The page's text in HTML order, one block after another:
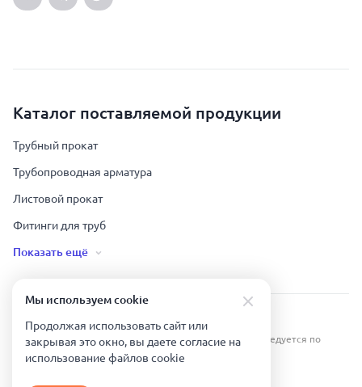
Каталог поставляемой продукции
Трубный прокат
Трубопроводная арматура
Листовой прокат
Фитинги для труб
Показать ещё
Урал Тех Экспорт — Казахстан © 2019-
Все права защищены. Копирование информации преследуется по
Мы используем сookie
Продолжая использовать сайт или
закрывая это окно, вы даете согласие на
использование файлов сookie